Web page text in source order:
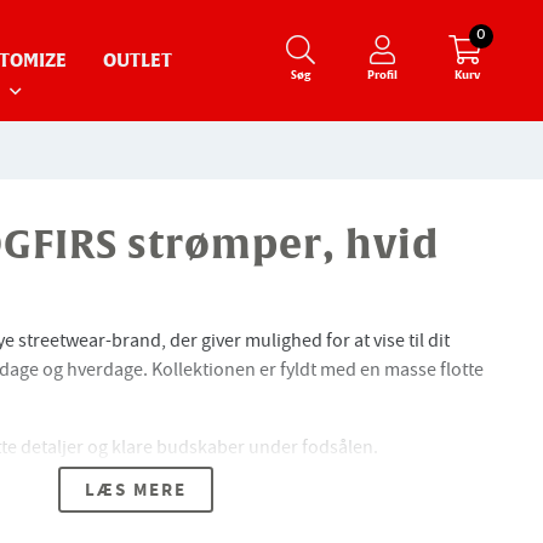
OUTLET
Søg Profil Kurv
0
strømper, hvid
streetwear-brand, der giver mulighed for at vise til dit
og hverdage. Kollektionen er fyldt med en masse flotte
detaljer og klare budskaber under fodsålen.
og 3% elestan.
LÆS MERE